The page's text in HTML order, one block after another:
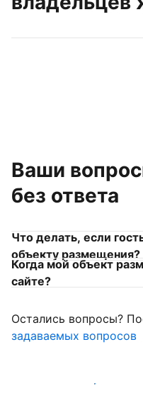
Присоединиться к
Ваши
без ответа
Что делать, если
объекту размещения?
Когда мой объект
сайте?
Остались вопросы?
задаваемых вопросов
Начать принимать